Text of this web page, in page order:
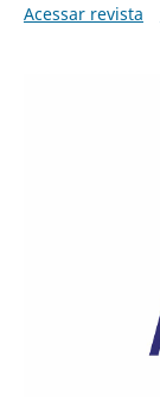
Acessar revista